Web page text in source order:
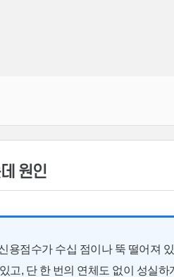
원인
용점수가 수십 점이나 뚝 떨어져
고, 단 한 번의 연체도 없이 성실하